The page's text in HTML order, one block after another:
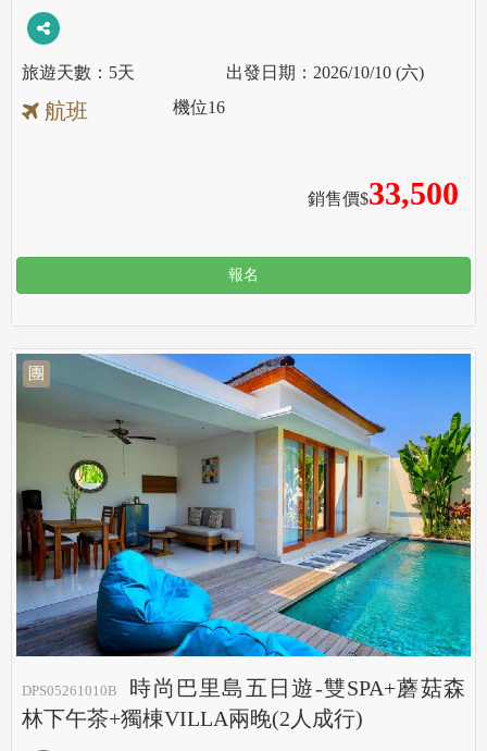
5天 2026/10/10 (六)
航班
銷售價$33,500
機位16
報名
團
DPS05261010B
時尚巴里島五日遊-雙SPA+蘑菇森
林下午茶+獨棟VILLA兩晚(2人成行)